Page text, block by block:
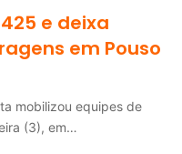
e deixa
em Pouso
mobilizou equipes de
(3), em…